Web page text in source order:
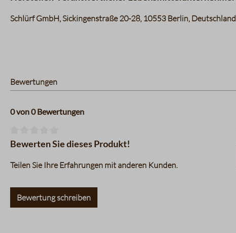
Schlürf GmbH, Sickingenstraße 20-28, 10553 Berlin, Deutschland
Bewertungen
0 von 0 Bewertungen
Durchschnittliche Bewertung von 0 von 5 Sternen
Bewerten Sie dieses Produkt!
Teilen Sie Ihre Erfahrungen mit anderen Kunden.
Bewertung schreiben